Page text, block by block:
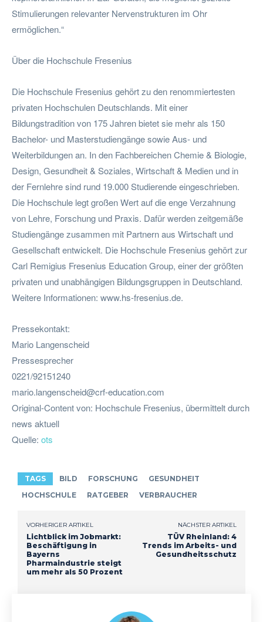
Stimulierungen relevanter Nervenstrukturen im Ohr
ermöglichen.“
Über die Hochschule Fresenius
Die Hochschule Fresenius gehört zu den renommiertesten
privaten Hochschulen Deutschlands. Mit einer
Bildungstradition von 175 Jahren bietet sie mehr als 150
Bachelor- und Masterstudiengänge sowie Aus- und
Weiterbildungen an. In den Fachbereichen Chemie & Biologie,
Design, Gesundheit & Soziales, Wirtschaft & Medien und in
der Fernlehre sind rund 19.000 Studierende eingeschrieben.
Die Hochschule legt großen Wert auf die enge Verzahnung
von Lehre, Forschung und Praxis. Dafür werden zeitgemäße
Studiengänge zusammen mit Partnern aus Wirtschaft und
Gesellschaft entwickelt. Die Hochschule Fresenius gehört zur
Carl Remigius Fresenius Education Group, einer der größten
privaten und unabhängigen Bildungsgruppen in Deutschland.
Weitere Informationen: www.hs-fresenius.de.
Pressekontakt:
Mario Langenscheid
Pressesprecher
0221/92151240
mario.langenscheid@crf-education.com
Original-Content von: Hochschule Fresenius, übermittelt durch
news aktuell
Quelle: ots
TAGS BILD FORSCHUNG
GESUNDHEIT
HOCHSCHULE
RATGEBER VERBRAUCHER
VORHERIGER ARTIKEL
Lichtblick im Jobmarkt:
Beschäftigung in
Bayerns
Pharmaindustrie steigt
um mehr als 50 Prozent
NÄCHSTER ARTIKEL
TÜV Rheinland: 4
Trends im Arbeits- und
Gesundheitsschutz